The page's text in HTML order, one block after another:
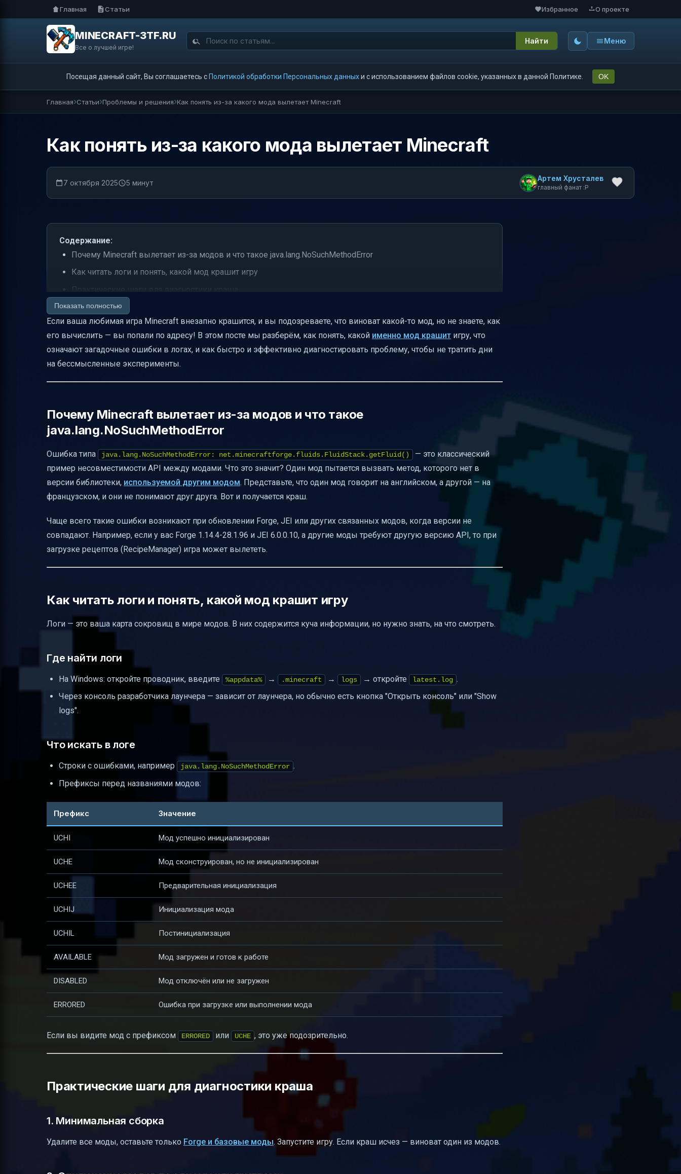
Главная Статьи Избранное О проекте
MINECRAFT-3TF.RU
Все о лучшей игре!
Найти Меню
Посещая данный сайт, Вы соглашаетесь с Политикой обработки Персональных данныхи с использованием файлов cookie, указанных в данной Политике. OK
Главная Статьи Проблемы и решения Как понять из-за какого мода вылетает Minecraft
Как понять из-за какого мода вылетает Minecraft
7 октября 2025 5 минут Артем Хрусталев
главный фанат :P
Содержание:
Почему Minecraft вылетает из-за модов и что такое java.lang.NoSuchMethodError
Как читать логи и понять, какой мод крашит игру
Практические шаги для диагностики краша
Как понять, что проблема именно в несовместимости API, а не баге мода
Как составлять грамотный баг-репорт
Что делать, если краш происходит во время игры на определённом ходу или с фракцией
Полезные ссылки
Показать полностью
Если ваша любимая игра Minecraft внезапно крашится, и вы подозреваете, что виноват какой-то мод, но не знаете, как
его вычислить — вы попали по адресу! В этом посте мы разберём, как понять, какой именно мод крашит игру, что
означают загадочные ошибки в логах, и как быстро и эффективно диагностировать проблему, чтобы не тратить дни
на бессмысленные эксперименты.
Почему Minecraft вылетает из-за модов и что такое
java.lang.NoSuchMethodError
Ошибка типа java.lang.NoSuchMethodError: net.minecraftforge.fluids.FluidStack.getFluid()
— это классический
пример несовместимости API между модами. Что это значит? Один мод пытается вызвать метод, которого нет в
версии библиотеки, используемой другим модом. Представьте, что один мод говорит на английском, а другой — на
французском, и они не понимают друг друга. Вот и получается краш.
Чаще всего такие ошибки возникают при обновлении Forge, JEI или других связанных модов, когда версии не
совпадают. Например, если у вас Forge 1.14.4-28.1.96 и JEI 6.0.0.10, а другие моды требуют другую версию API, то при
загрузке рецептов (RecipeManager) игра может вылететь.
Как читать логи и понять, какой мод крашит игру
Логи — это ваша карта сокровищ в мире модов. В них содержится куча информации, но нужно знать, на что смотреть.
Где найти логи
На Windows: откройте проводник, введите %appdata% → .minecraft → logs → откройте latest.log .
Через консоль разработчика лаунчера — зависит от лаунчера, но обычно есть кнопка "Открыть консоль" или "Show
logs".
Что искать в логе
Строки с ошибками, например java.lang.NoSuchMethodError .
Префиксы перед названиями модов:
Префикс Значение
UCHI Мод успешно инициализирован
UCHE Мод сконструирован, но не инициализирован
UCHEE Предварительная инициализация
UCHIJ Инициализация мода
UCHIL Постинициализация
AVAILABLE Мод загружен и готов к работе
DISABLED Мод отключён или не загружен
ERRORED Ошибка при загрузке или выполнении мода
Если вы видите мод с префиксом ERRORED или UCHE , это уже подозрительно.
Практические шаги для диагностики краша
1. Минимальная сборка
Удалите все моды, оставьте только Forge и базовые моды. Запустите игру. Если краш исчез — виноват один из модов.